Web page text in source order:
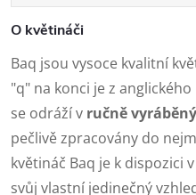
O květináči
Baq jsou vysoce kvalitní
"q" na konci je z
se odráží v ručně
pečlivě zpracovány do
květináč Baq je k dispozici
svůj vlastní jedinečný